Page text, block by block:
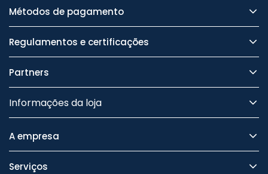
Métodos de pagamento
Regulamentos e certificações
Partners
Informações da loja
A empresa
Serviços